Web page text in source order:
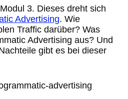
3. Dieses dreht sich
Advertising. Wie
Traffic darüber? Was
Advertising aus? Und
gibt es bei dieser